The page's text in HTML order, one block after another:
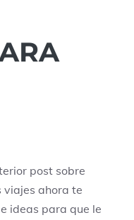
post sobre
ahora te
ideas para que le